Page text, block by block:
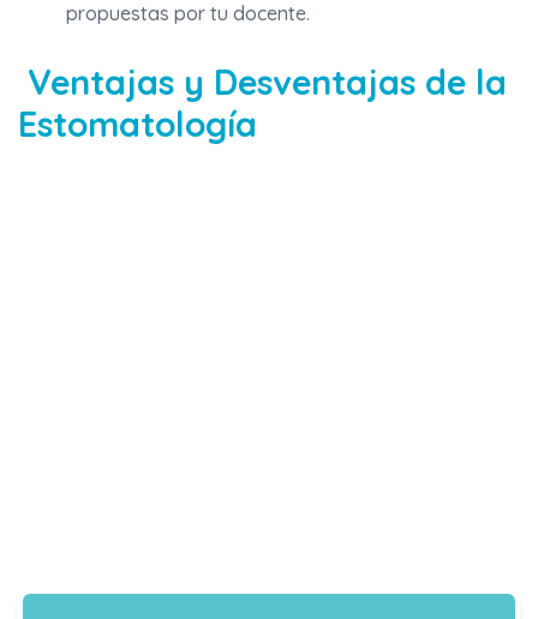
propuestas por tu docente.
Ventajas y Desventajas de la
Estomatología